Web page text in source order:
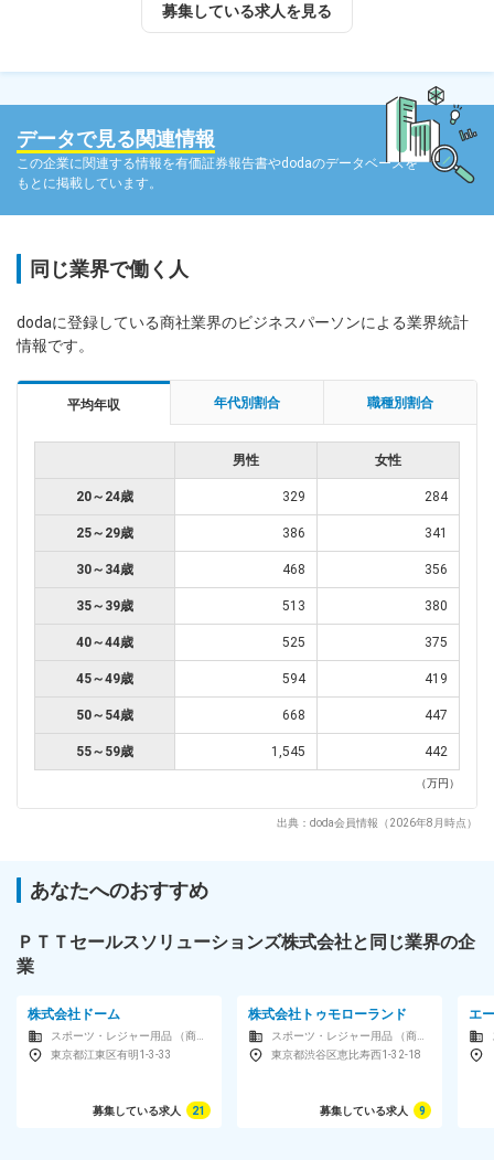
募集している求人を見る
データで見る関連情報
この企業に関連する情報を有価証券報告書やdodaのデータベースを
もとに掲載しています。
同じ業界で働く人
dodaに登録している商社業界のビジネスパーソンによる業界統計
情報です。
平均年収 年代別割合 職種別割合
男性 女性
20～24歳 329 284
25～29歳 386 341
30～34歳 468 356
35～39歳 513 380
40～44歳 525 375
45～49歳 594 419
50～54歳 668 447
55～59歳 1,545 442
（万円）
出典：doda会員情報（2026年8月時点）
あなたへのおすすめ
ＰＴＴセールスソリューションズ株式会社と同じ業界の企
業
株式会社ドーム
東京都江東区有明1-3-33
募集している求人 21
株式会社トゥモローランド
東京都渋谷区恵比寿西1-32-18
募集している求人 9
エ